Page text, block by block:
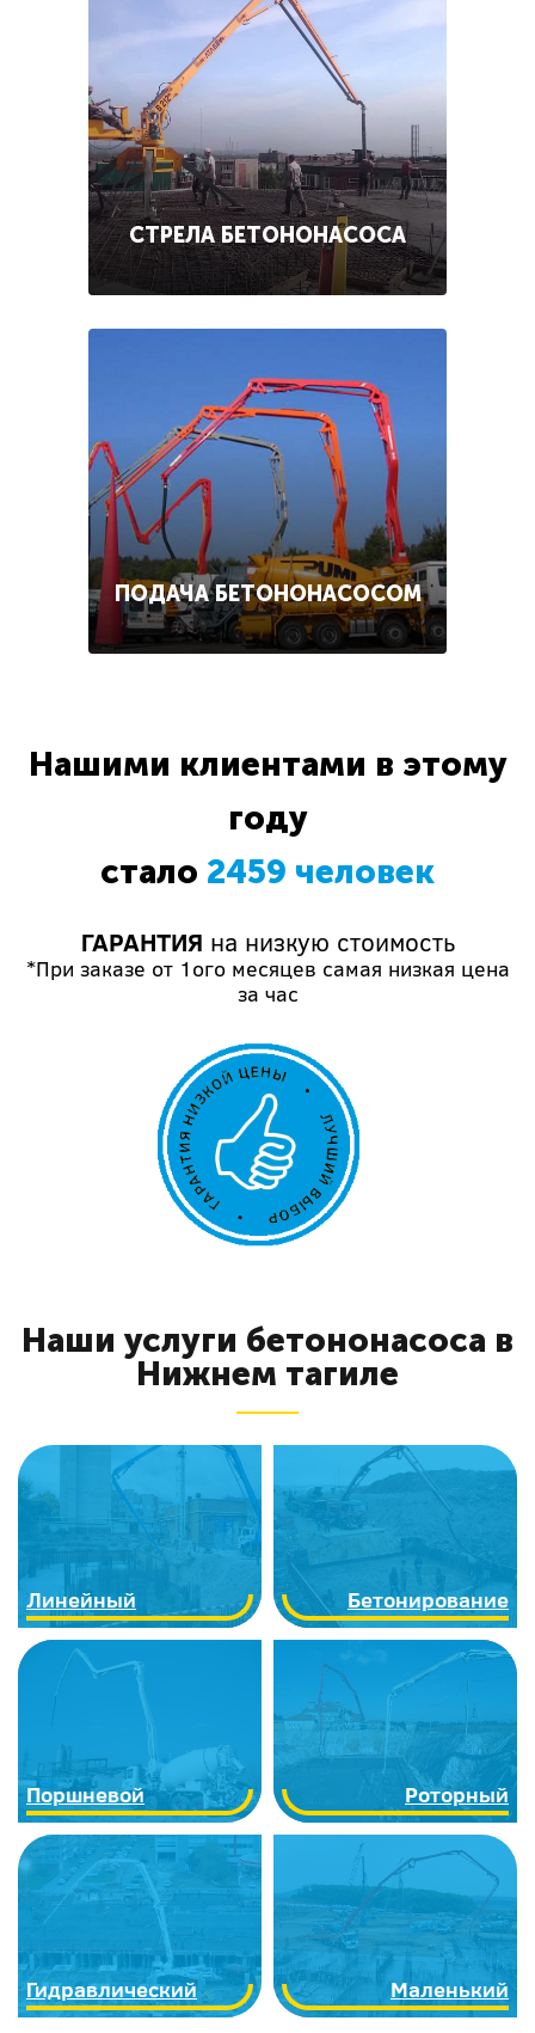
СТРЕЛА БЕТОНОНАСОСА
ПОДАЧА БЕТОНОНАСОСОМ
Нашими клиентами в этому
году
стало 2459 человек
ГАРАНТИЯ на низкую стоимость
*При заказе от 1ого месяцев самая низкая цена
за час
Наши услуги бетононасоса в
Нижнем тагиле
Линейный Бетонирование
Поршневой Роторный
Гидравлический Маленький